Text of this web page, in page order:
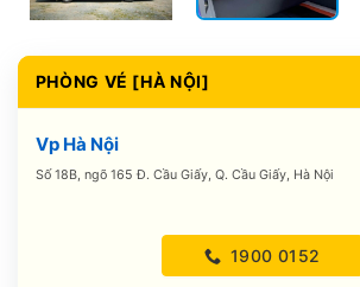
PHÒNG VÉ [HÀ NỘI]
Vp Hà Nội
Số 18B, ngõ 165 Đ. Cầu Giấy, Q. Cầu Giấy, Hà Nội
1900 0152